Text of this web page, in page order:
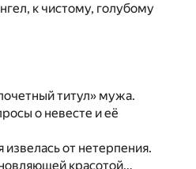
к чистому, голубому
титул» мужа.
о невесте и её
от нетерпения.
красотой…